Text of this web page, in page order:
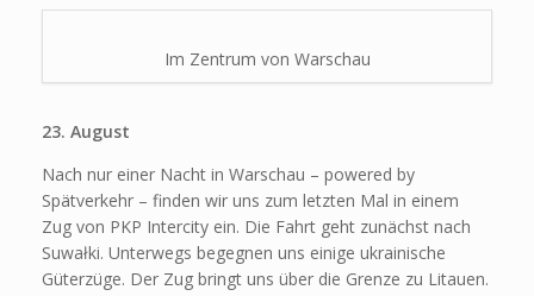
Im Zentrum von Warschau
23. August
Nach nur einer Nacht in Warschau – powered by
Spätverkehr – finden wir uns zum letzten Mal in einem
Zug von PKP Intercity ein. Die Fahrt geht zunächst nach
Suwałki. Unterwegs begegnen uns einige ukrainische
Güterzüge. Der Zug bringt uns über die Grenze zu Litauen.